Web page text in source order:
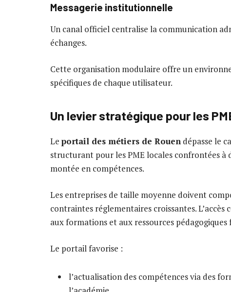
Messagerie institutionnelle
Un canal officiel centralise la communication
échanges.
Cette organisation modulaire offre un
spécifiques de chaque utilisateur.
Un levier stratégique pour les
Le portail des métiers de Rouen dépasse le
structurant pour les PME locales confrontées à
montée en compétences.
Les entreprises de taille moyenne doivent
contraintes réglementaires croissantes.
aux formations et aux ressources
Le portail favorise :
l’actualisation des compétences via des